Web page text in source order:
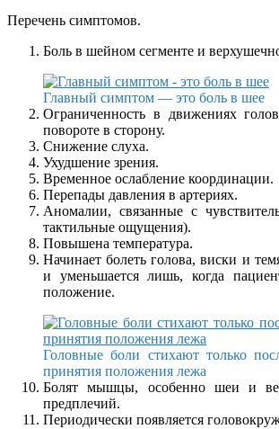
Перечень симптомов.
Боль в шейном сегменте и
Главный симптом — это боль в шее
Ограниченность в движениях
повороте в сторону.
Снижение слуха.
Ухудшение зрения.
Временное ослабление координации.
Перепады давления в артериях.
Аномалии, связанные с
тактильные ощущения).
Повышена температура.
Начинает болеть голова, виски и
и уменьшается лишь, когда
положение.
Головные боли стихают только
принятия положения лежа
Болят мышцы, особенно шеи и
предплечий.
Периодически появляется